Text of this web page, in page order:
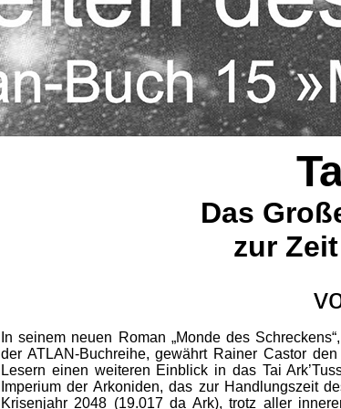
Das
zur
In seinem neuen Roman „Monde des
der ATLAN-Buchreihe, gewährt Rainer Castor
Lesern einen weiteren Einblick in das Tai
Imperium der Arkoniden, das zur Handlungszeit
Krisenjahr 2048 (19.017 da Ark), trotz aller